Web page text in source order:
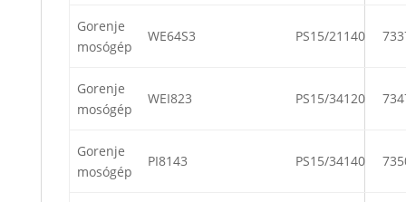
Gorenje
mosógép
WE64S3 PS15/21140
Gorenje
mosógép
WEI823 PS15/34120
Gorenje
mosógép
PI8143 PS15/34140